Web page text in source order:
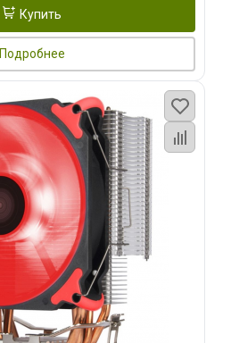
Купить
Подробнее